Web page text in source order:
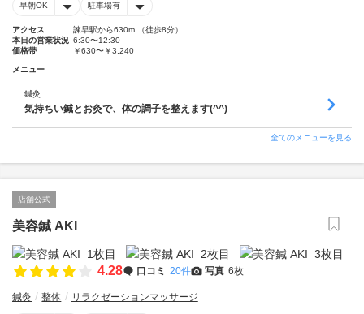
早朝OK 駐車場有
アクセス
諫早駅から630m （徒歩8分）
本日の営業状況 6:30〜12:30
価格帯
￥630〜￥3,240
メニュー
鍼灸
気持ちい鍼とお灸で、体の調子を整えます(^^)
全てのメニューを見る
店舗公式
美容鍼 AKI
4.28 口コミ 20件 写真 6枚
鍼灸 整体 リラクゼーションマッサージ